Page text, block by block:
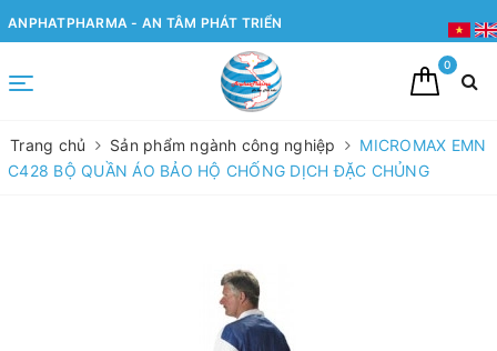
ANPHATPHARMA - AN TÂM PHÁT TRIỂN
0
Trang chủ Sản phẩm ngành công nghiệp
MICROMAX EMN
C428 BỘ QUẦN ÁO BẢO HỘ CHỐNG DỊCH ĐẶC CHỦNG